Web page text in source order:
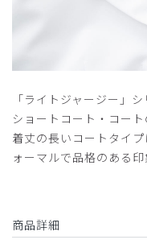
「ライトジャージー」
ショートコート・コー
着丈の長いコートタイ
ォーマルで品格のある印
商品詳細